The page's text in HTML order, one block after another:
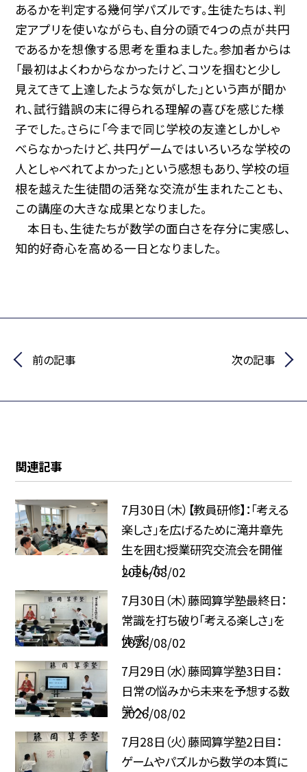
あるかを判定する幾何学パズルです。生徒たちは、判
定アプリを使いながらも、自分の頭で4つの点が共円
であるかを想像する思考を重ねました。参加者からは
「最初はよくわからなかったけど、コツを掴むと少し
見えてきて上達したような気がした」という声が聞か
れ、試行錯誤の末に得られる理解の喜びを感じた様
子でした。さらに「今まで同じ学校の友達としかしゃ
べらなかったけど、共円ゲームではいろいろな学校の
人としゃべれてよかった」という感想もあり、学校の垣
根を越えた生徒間の活発な交流が生まれたことも、
この講座の大きな成果となりました。
本日も、生徒たちが数学の面白さを存分に実感し、
知的好奇心を高める一日となりました。
前の記事 次の記事
関連記事
7月30日（木）【教員研修】：「考える
楽しさ」を広げるために――滝井章先
生を囲む授業研究交流会を開催
しました！
2026/08/02
7月30日（木）藤岡算学塾最終日：
常識を打ち破り「考える楽しさ」を
体感！
2026/08/02
7月29日（水）藤岡算学塾3日目：
日常の悩みから未来を予想する数
学へ！
2026/08/02
7月28日（火）藤岡算学塾2日目：
ゲームやパズルから数学の本質に